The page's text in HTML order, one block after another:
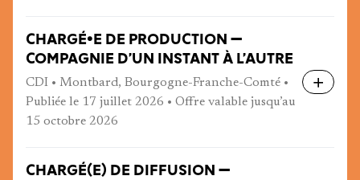
CHARGÉ•E DE PRODUCTION —
COMPAGNIE D’UN INSTANT À L’AUTRE
CDI • Montbard, Bourgogne-Franche-Comté •
Publiée le 17 juillet 2026 • Offre valable jusqu’au
15 octobre 2026
CHARGÉ(E) DE DIFFUSION —